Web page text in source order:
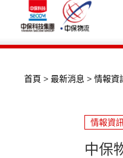
首頁 > 最新消息 > 情報資
情報資訊
中保